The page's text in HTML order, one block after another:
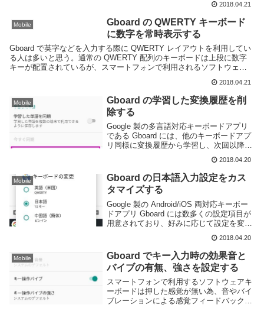
な機能もあり便利なアプリだが、 ATOK
や POBox のよう...
2018.04.21
Mobile
Gboard の QWERTY キーボード
に数字を常時表示する
Gboard で英字などを入力する際に QWERTY レイアウトを利用してい
る人は多いと思う。通常の QWERTY 配列のキーボードは上段に数字
キーが配置されているが、スマートフォンで利用されるソフトウェア
2018.04.21
Mobile
Gboard の学習した変換履歴を削
除する
Google 製の多言語対応キーボードアプリ
である Gboard には、他のキーボードアプ
リ同様に変換履歴から学習し、次回以降の
変換を効率よく行う機能を搭載している。
しかし、ミスタッチなどで間違った語句を
記録してしまう事もあるだろう。そうい...
2018.04.20
Mobile
Gboard の日本語入力設定をカス
タマイズする
Google 製の Android/iOS 両対応キーボー
ドアプリ Gboard には数多くの設定項目が
用意されており、好みに応じて設定を変更
いう事は日本語ネイティブもしくは日本語
に堪能な方だと思う。G...
2018.04.20
Mobile
Gboard でキー入力時の効果音と
バイブの有無、強さを設定する
スマートフォンで利用するソフトウェアキ
ーボードは押した感覚が無い為、音やバイ
ブレーションによる感覚フィードバックが